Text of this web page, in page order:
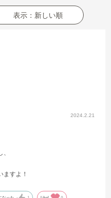
表示：新しい順
2024.2.21
ますよ！